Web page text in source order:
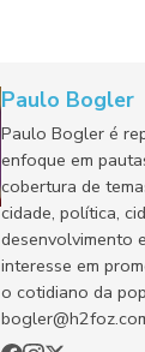
Paulo Bogler
Paulo Bogler é
enfoque em
cobertura de
cidade, política,
desenvolvimento
interesse em
o cotidiano da